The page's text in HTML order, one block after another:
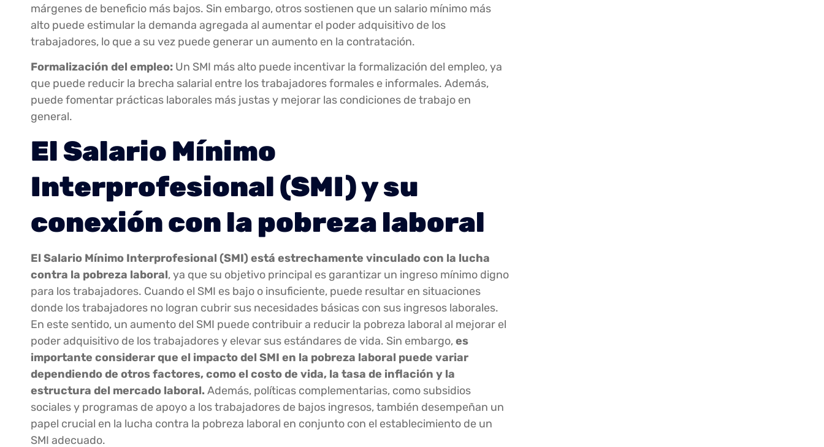
márgenes de beneficio más bajos. Sin embargo, otros sostienen que un salario mínimo más
alto puede estimular la demanda agregada al aumentar el poder adquisitivo de los
trabajadores, lo que a su vez puede generar un aumento en la contratación.
Formalización del empleo: Un SMI más alto puede incentivar la formalización del empleo, ya
que puede reducir la brecha salarial entre los trabajadores formales e informales. Además,
puede fomentar prácticas laborales más justas y mejorar las condiciones de trabajo en
general.
El Salario Mínimo
Interprofesional (SMI) y su
conexión con la pobreza laboral
El Salario Mínimo Interprofesional (SMI) está estrechamente vinculado con la lucha
contra la pobreza laboral, ya que su objetivo principal es garantizar un ingreso mínimo digno
para los trabajadores. Cuando el SMI es bajo o insuficiente, puede resultar en situaciones
donde los trabajadores no logran cubrir sus necesidades básicas con sus ingresos laborales.
En este sentido, un aumento del SMI puede contribuir a reducir la pobreza laboral al mejorar el
poder adquisitivo de los trabajadores y elevar sus estándares de vida. Sin embargo,es
importante considerar que el impacto del SMI en la pobreza laboral puede variar
dependiendo de otros factores, como el costo de vida, la tasa de inflación y la
estructura del mercado laboral. Además, políticas complementarias, como subsidios
sociales y programas de apoyo a los trabajadores de bajos ingresos, también desempeñan un
papel crucial en la lucha contra la pobreza laboral en conjunto con el establecimiento de un
SMI adecuado.